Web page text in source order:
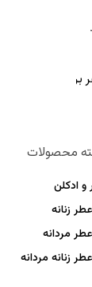
محصولات
ادکلن
عطر زنانه
عطر مردانه
عطر زنانه مردانه